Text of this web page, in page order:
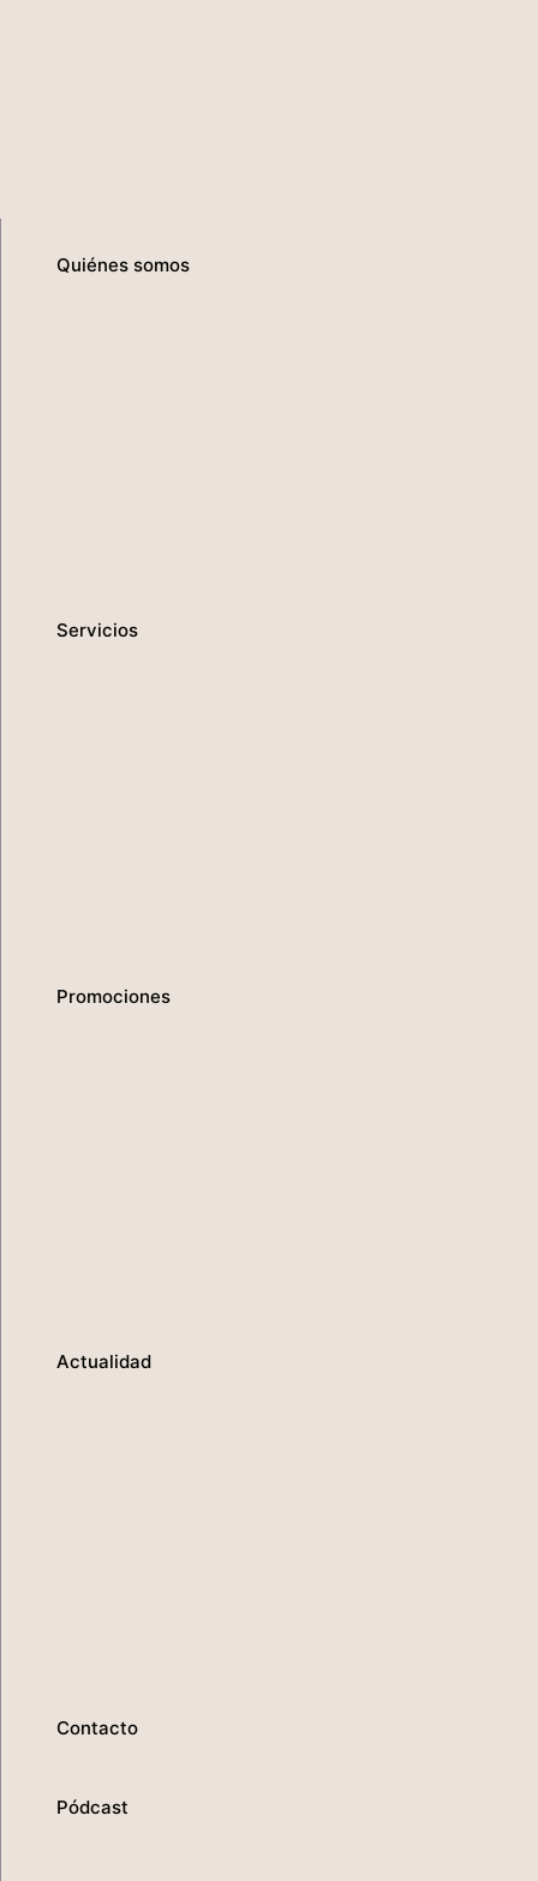
Quiénes somos
Servicios
Promociones
Actualidad
Contacto
Pódcast